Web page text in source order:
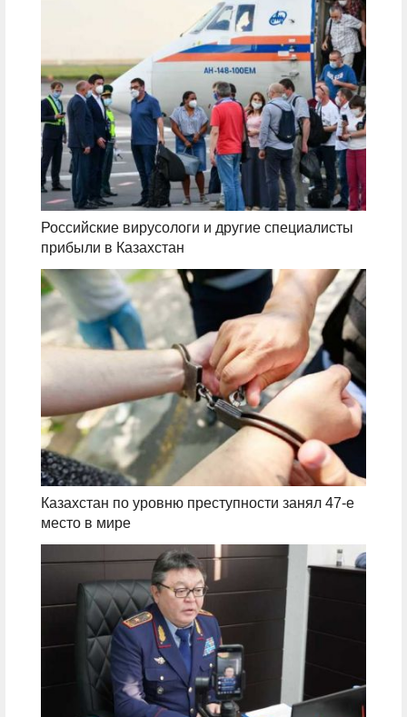
Российские вирусологи и другие специалисты
прибыли в Казахстан
Казахстан по уровню преступности занял 47-е
место в мире